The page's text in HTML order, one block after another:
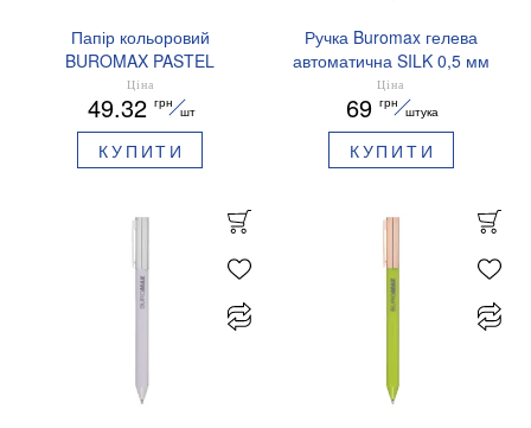
Папір кольоровий
BUROMAX PASTEL
EUROMAX 20 арк А4 80 г/
мс BM.2721220E-08
Ціна
49.32 грн
шт
КУПИТИ
Ручка Buromax гелева
автоматична SILK 0,5 мм
сині чорнила BM.83100
Ціна
69 грн
штука
КУПИТИ